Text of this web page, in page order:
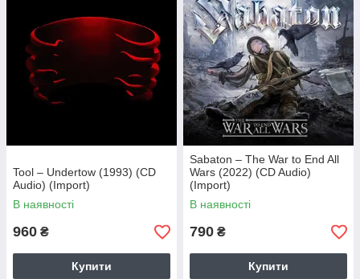
Tool – Undertow (1993) (CD
Audio) (Import)
В наявності
960 ₴
Купити
Sabaton – The War to End All
Wars (2022) (CD Audio)
(Import)
В наявності
790 ₴
Купити